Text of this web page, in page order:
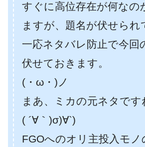
すぐに高位存在が何なの
ますが、題名が伏せられ
一応ネタバレ防止で今回
伏せておきます。
(・ω・)ノ
まあ、ミカの元ネタです
( ´∀｀)σ)∀`)
FGOへのオリ主投入モノ